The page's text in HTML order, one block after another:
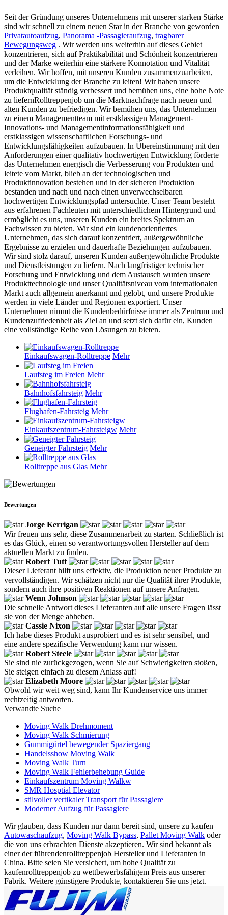
Seit der Gründung unseres Unternehmens mit unserer starken Stärke
sind wir schnell zu einem neuen Star in der Branche von geworden
Privatautoaufzug, Panorama -Passagieraufzug, tragbarer
Bewegungsweg . Wir werden uns weiterhin auf dieses Gebiet
konzentrieren, sich auf Praktikabilität und Schönheit konzentrieren
und der Marke weiterhin eine stärkere Konnotation und Vitalität
verleihen. Wir hoffen, mit unseren Kunden zusammenzuarbeiten,
um die Entwicklung der Branche zu leiten! Wir haben unsere
Produktqualität ständig verbessert und bemühen uns, eine hohe Note
zu liefernRolltreppenjob um die Marktnachfrage nach neuen und
alten Kunden zu befriedigen. Wir bemühen uns, das Unternehmen
zu einem Managementteam mit erstklassigen Management-
Innovations- und Managementinformationsfähigkeit und
erstklassigen wissenschaftlichen Forschungs- und
Entwicklungsfähigkeiten aufzubauen. In Übereinstimmung mit den
Anforderungen einer qualitativ hochwertigen Entwicklung förderte
das Unternehmen energisch die Verbesserung von Produkten und
leitete vom Markt, blieb an der technologischen und
Produktinnovation bestehen und in der sicheren Produktion
bestanden und nach und nach einen unverwechselbaren
hochwertigen Entwicklungspfad untersuchte. Unser Team besteht
aus erfahrenen Fachleuten mit unterschiedlichem Hintergrund und
ermöglicht es uns, unseren Kunden ein breites Spektrum an
Fachwissen zu bieten. Wir sind ein kundenorientiertes
Unternehmen, das sich darauf konzentriert, außergewöhnliche
Ergebnisse zu erzielen und dauerhafte Beziehungen aufzubauen.
Wir sind stolz darauf, unseren Kunden außergewöhnliche Produkte
und Dienstleistungen zu liefern. Nach langfristiger technischer
Forschung und Entwicklung und dem Austausch wurden unsere
Produkttechnologie und unser Qualitätsniveau vom internationalen
Markt auch allgemein anerkannt und gelobt, und unsere Produkte
werden in viele Länder und Regionen exportiert. Unser
Unternehmen nimmt die Kundenbedürfnisse immer als Zentrum und
Kundenzufriedenheit als Ziel an und setzt sich dafür ein, Kunden
eine vollständige Reihe von Lösungen zu bieten.
Einkaufswagen-Rolltreppe Mehr
Laufsteg im Freien Mehr
Bahnhofsfahrsteig Mehr
Flughafen-Fahrsteig Mehr
Einkaufszentrum-Fahrsteigw Mehr
Geneigter Fahrsteig Mehr
Rolltreppe aus Glas Mehr
Bewertungen
Jorge Kerrigan
Wir freuen uns sehr, diese Zusammenarbeit zu starten. Schließlich ist
es das Glück, einen so verantwortungsvollen Hersteller auf dem
aktuellen Markt zu finden.
Robert Tutt
Dieser Lieferant hilft uns effektiv, die Produktion neuer Produkte zu
vervollständigen. Wir schätzen nicht nur die Qualität ihrer Produkte,
sondern auch ihre positiven Reaktionen auf unsere Anfragen.
Wenn Johnson
Die schnelle Antwort dieses Lieferanten auf alle unsere Fragen lässt
sie von der Menge abheben.
Cassie Nixon
Ich habe dieses Produkt ausprobiert und es ist sehr sensibel, und
eine andere spezifische Verwendung kann nur wissen.
Robert Steele
Sie sind nie zurückgezogen, wenn Sie auf Schwierigkeiten stoßen,
Sie steigen einfach zu diesem Anlass auf!
Elizabeth Moore
Obwohl wir weit weg sind, kann Ihr Kundenservice uns immer
rechtzeitig antworten.
Verwandte Suche
Moving Walk Drehmoment
Moving Walk Schmierung
Gummigürtel bewegender Spaziergang
Handelsshow Moving Walk
Moving Walk Turn
Moving Walk Fehlerbehebung Guide
Einkaufszentrum Moving Walkw
SMR Hosptial Elevator
stilvoller vertikaler Transport für Passagiere
Moderner Aufzug für Passagiere
Wir glauben, dass Kunden nur dann bereit sind, unsere zu kaufen
Autowaschaufzug, Moving Walk Bypass, Pallet Moving Walk oder
die von uns erbrachten Dienste akzeptieren. Wir sind bekannt als
einer der führendenrolltreppenjob Hersteller und Lieferanten in
China. Bitte seien Sie versichert, um hohe Qualität zu
kaufenrolltreppenjob zu wettbewerbsfähigem Preis aus unserer
Fabrik. Weitere günstigere Produkte, kontaktieren Sie uns jetzt.